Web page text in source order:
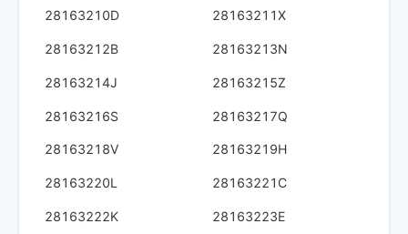
28163210D 28163211X
28163212B 28163213N
28163214J 28163215Z
28163216S 28163217Q
28163218V 28163219H
28163220L 28163221C
28163222K 28163223E